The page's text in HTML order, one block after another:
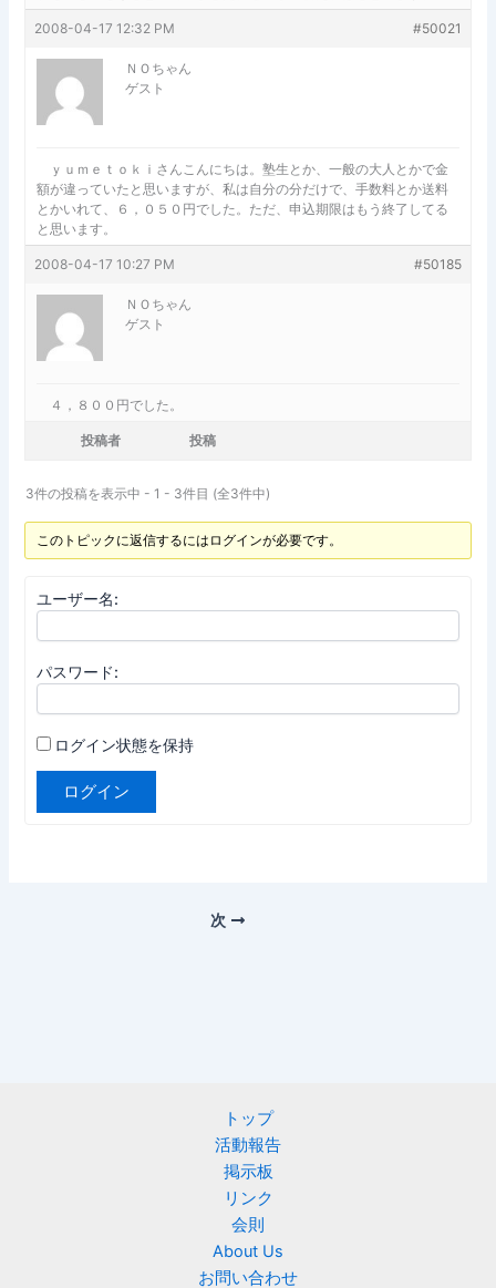
2008-04-17 12:32 PM #50021
ＮＯちゃん
ゲスト
ｙｕｍｅｔｏｋｉさんこんにちは。塾生とか、一般の大人とかで金
額が違っていたと思いますが、私は自分の分だけで、手数料とか送料
とかいれて、６，０５０円でした。ただ、申込期限はもう終了してる
と思います。
2008-04-17 10:27 PM #50185
ＮＯちゃん
ゲスト
４，８００円でした。
投稿者 投稿
3件の投稿を表示中 - 1 - 3件目 (全3件中)
このトピックに返信するにはログインが必要です。
ユーザー名:
パスワード:
ログイン状態を保持
ログイン
次
トップ
活動報告
掲示板
リンク
会則
About Us
お問い合わせ